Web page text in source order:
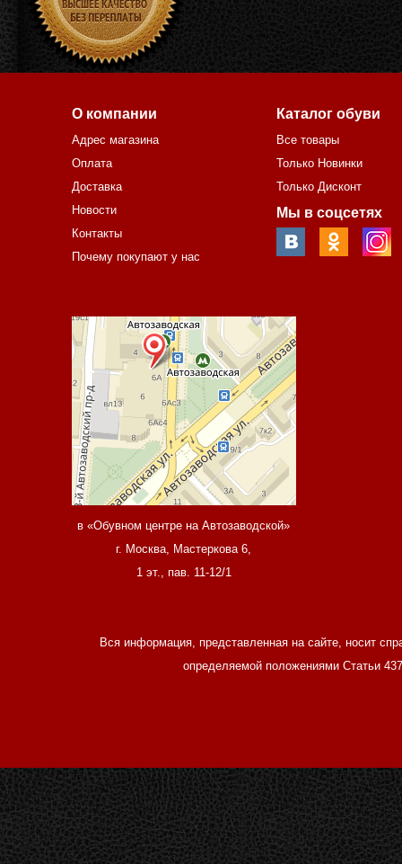
О компании
Адрес магазина
Оплата
Доставка
Новости
Контакты
Почему покупают у нас
Каталог обуви
Все товары
Только Новинки
Только Дисконт
Мы в соцсетях
в «Обувном центре на Автозаводской»
г. Москва, Мастеркова 6,
1 эт., пав. 11-12/1
Вся информация, представленная на сайте, носит
определяемой положениями Статьи